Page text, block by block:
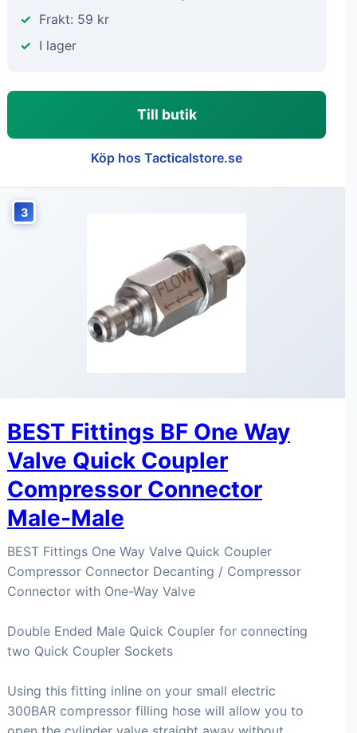
Frakt: 59 kr
I lager
Till butik
Köp hos Tacticalstore.se
3
BEST Fittings BF One Way
Valve Quick Coupler
Compressor Connector
Male-Male
BEST Fittings One Way Valve Quick Coupler
Compressor Connector Decanting / Compressor
Connector with One-Way Valve
Double Ended Male Quick Coupler for connecting
two Quick Coupler Sockets
Using this fitting inline on your small electric
300BAR compressor filling hose will allow you to